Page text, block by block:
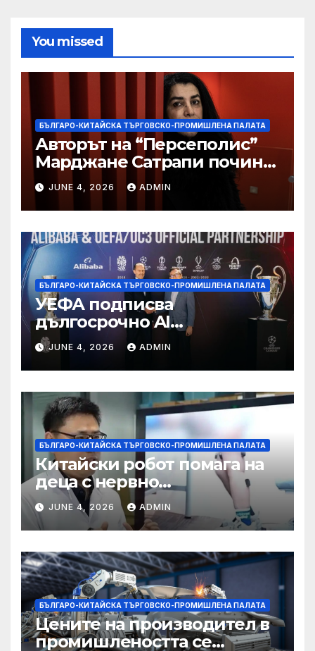
You missed
БЪЛГАРО-КИТАЙСКА ТЪРГОВСКО-ПРОМИШЛЕНА ПАЛАТА
Авторът на “Персеполис”
Марджане Сатрапи почина
“от тъга” на 56 години
JUNE 4, 2026 ADMIN
БЪЛГАРО-КИТАЙСКА ТЪРГОВСКО-ПРОМИШЛЕНА ПАЛАТА
УЕФА подписва
дългосрочно AI
партньорство с Alibaba
JUNE 4, 2026 ADMIN
БЪЛГАРО-КИТАЙСКА ТЪРГОВСКО-ПРОМИШЛЕНА ПАЛАТА
Китайски робот помага на
деца с нервно
разстройство да се
изправят за първи път
JUNE 4, 2026 ADMIN
БЪЛГАРО-КИТАЙСКА ТЪРГОВСКО-ПРОМИШЛЕНА ПАЛАТА
Цените на производител в
промишлеността се